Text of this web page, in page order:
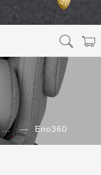
... Eno360